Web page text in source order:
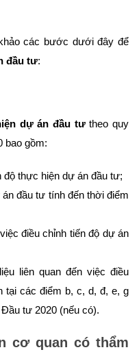
các bước dưới đây để
đầu tư:
dự án đầu tưtheo quy
bao gồm:
độ thực hiện dự án đầu tư;
đầu tư tính đến thời điểm
điều chỉnh tiến độ dự án
liên quan đến việc điều
tại các điểm b, c, d, đ, e, g
tư 2020 (nếu có).
cơ quan có thẩm